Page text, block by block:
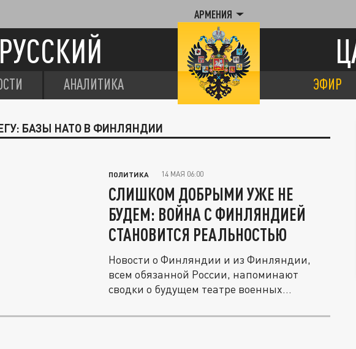
АРМЕНИЯ
АНАЛИТИКА ЭФИР
БАЗЫ НАТО В ФИНЛЯНДИИ
ПОЛИТИКА 14 МАЯ 06:00
СЛИШКОМ ДОБРЫМИ УЖЕ НЕ
БУДЕМ: ВОЙНА С ФИНЛЯНДИЕЙ
СТАНОВИТСЯ РЕАЛЬНОСТЬЮ
Новости о Финляндии и из Финляндии,
всем обязанной России, напоминают
сводки о будущем театре военных...